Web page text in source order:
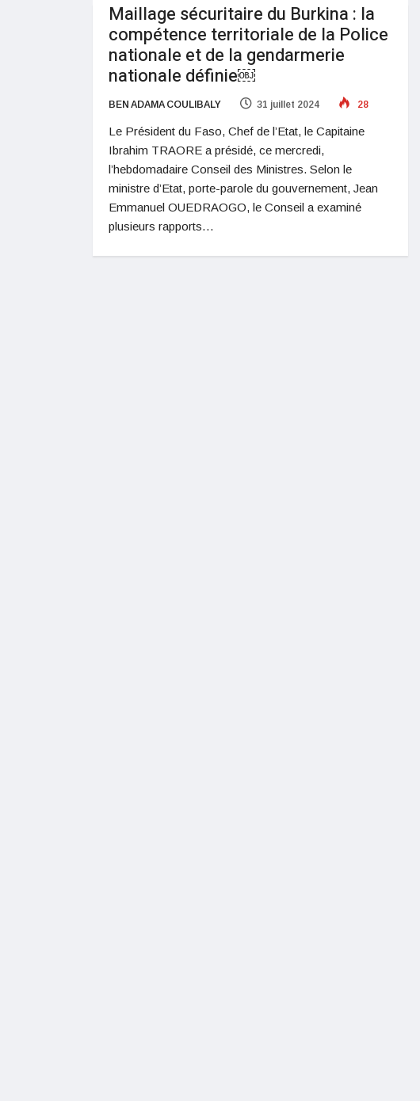
Maillage sécuritaire du Burkina : la
compétence territoriale de la Police
nationale et de la gendarmerie
nationale définie￼
BEN ADAMA COULIBALY 31 juillet 2024 28
Le Président du Faso, Chef de l’Etat, le Capitaine
Ibrahim TRAORE a présidé, ce mercredi,
l’hebdomadaire Conseil des Ministres. Selon le
ministre d’Etat, porte-parole du gouvernement, Jean
Emmanuel OUEDRAOGO, le Conseil a examiné
plusieurs rapports…